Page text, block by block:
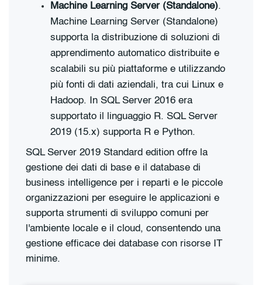
Machine Learning Server (Standalone).
Machine Learning Server (Standalone)
supporta la distribuzione di soluzioni di
apprendimento automatico distribuite e
scalabili su più piattaforme e utilizzando
più fonti di dati aziendali, tra cui Linux e
Hadoop. In SQL Server 2016 era
supportato il linguaggio R. SQL Server
2019 (15.x) supporta R e Python.
SQL Server 2019 Standard edition offre la
gestione dei dati di base e il database di
business intelligence per i reparti e le piccole
organizzazioni per eseguire le applicazioni e
supporta strumenti di sviluppo comuni per
l'ambiente locale e il cloud, consentendo una
gestione efficace dei database con risorse IT
minime.